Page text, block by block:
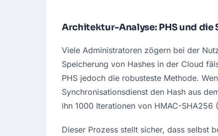
Architektur-Analyse: PHS und
Viele Administratoren zögern bei der
Speicherung von Hashes in der Cloud
PHS jedoch die robusteste Methode.
Synchronisationsdienst den Hash aus
ihn 1000 Iterationen von HMAC-SHA256
Dieser Prozess stellt sicher, dass selbst